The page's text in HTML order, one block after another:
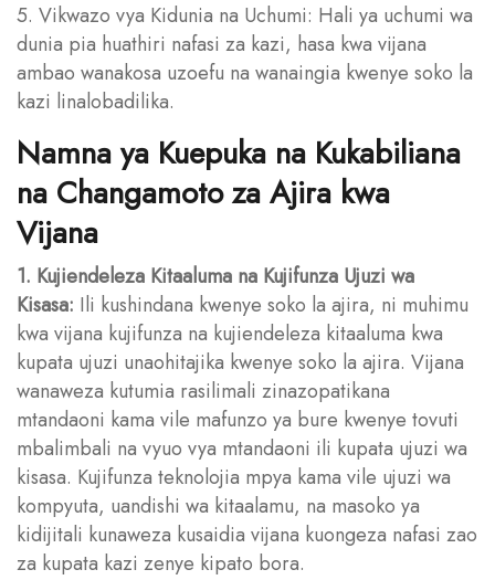
5. Vikwazo vya Kidunia na Uchumi: Hali ya uchumi wa
dunia pia huathiri nafasi za kazi, hasa kwa vijana
ambao wanakosa uzoefu na wanaingia kwenye soko la
kazi linalobadilika.
Namna ya Kuepuka na Kukabiliana
na Changamoto za Ajira kwa
Vijana
1. Kujiendeleza Kitaaluma na Kujifunza Ujuzi wa
Kisasa: Ili kushindana kwenye soko la ajira, ni muhimu
kwa vijana kujifunza na kujiendeleza kitaaluma kwa
kupata ujuzi unaohitajika kwenye soko la ajira. Vijana
wanaweza kutumia rasilimali zinazopatikana
mtandaoni kama vile mafunzo ya bure kwenye tovuti
mbalimbali na vyuo vya mtandaoni ili kupata ujuzi wa
kisasa. Kujifunza teknolojia mpya kama vile ujuzi wa
kompyuta, uandishi wa kitaalamu, na masoko ya
kidijitali kunaweza kusaidia vijana kuongeza nafasi zao
za kupata kazi zenye kipato bora.